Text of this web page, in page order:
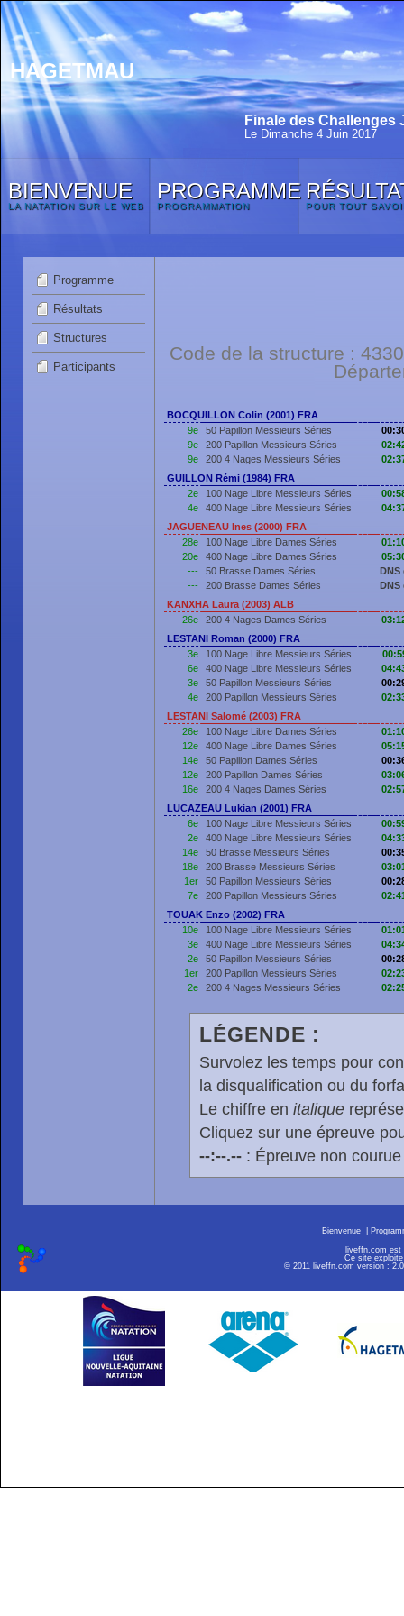
HAGETMAU
Finale des Challenges
Le Dimanche 4 Juin 2017
BIENVENUE
LA NATATION SUR LE WEB
PROGRAMME
PROGRAMMATION POUR TOUT
Programme
Résultats
Structures
Participants
Code de la structure :
BOCQUILLON Colin (2001) FRA
9e
50 Papillon Messieurs Séries
9e
200 Papillon Messieurs Séries
9e
200 4 Nages Messieurs Séries
GUILLON Rémi (1984) FRA
2e
100 Nage Libre Messieurs Séries
4e
400 Nage Libre Messieurs Séries
JAGUENEAU Ines (2000) FRA
28e
100 Nage Libre Dames Séries
20e
400 Nage Libre Dames Séries
---
50 Brasse Dames Séries
DNS
---
200 Brasse Dames Séries
DNS
KANXHA Laura (2003) ALB
26e
200 4 Nages Dames Séries
LESTANI Roman (2000) FRA
3e
100 Nage Libre Messieurs Séries
6e
400 Nage Libre Messieurs Séries
3e
50 Papillon Messieurs Séries
4e
200 Papillon Messieurs Séries
LESTANI Salomé (2003) FRA
26e
100 Nage Libre Dames Séries
12e
400 Nage Libre Dames Séries
14e
50 Papillon Dames Séries
12e
200 Papillon Dames Séries
16e
200 4 Nages Dames Séries
LUCAZEAU Lukian (2001) FRA
6e
100 Nage Libre Messieurs Séries
2e
400 Nage Libre Messieurs Séries
14e
50 Brasse Messieurs Séries
18e
200 Brasse Messieurs Séries
1er
50 Papillon Messieurs Séries
7e
200 Papillon Messieurs Séries
TOUAK Enzo (2002) FRA
10e
100 Nage Libre Messieurs Séries
3e
400 Nage Libre Messieurs Séries
2e
50 Papillon Messieurs Séries
1er
200 Papillon Messieurs Séries
2e
200 4 Nages Messieurs Séries
LÉGENDE :
Survolez les temps pour
la disqualification ou du
Le chiffre en italique
Cliquez sur une épreuve
--:--.--: Épreuve non
Bienvenue
liveffn.com est
Ce site
© 2011 liveffn.com version :